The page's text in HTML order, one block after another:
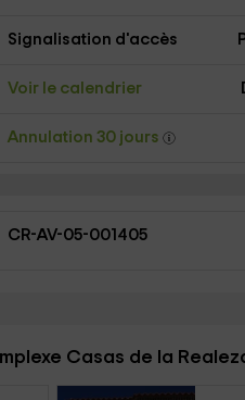
Signalisation d'accès
Voir le calendrier
Annulation 30 jours
CR-AV-05-001405
Casas de la